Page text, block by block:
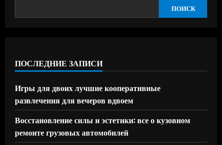
ПОИСК
ПОСЛЕДНИЕ ЗАПИСИ
Игры для двоих лучшие кооперативные
развлечения для вечеров вдвоем
Восстановление силы и эстетики: все о кузовном
ремонте грузовых автомобилей